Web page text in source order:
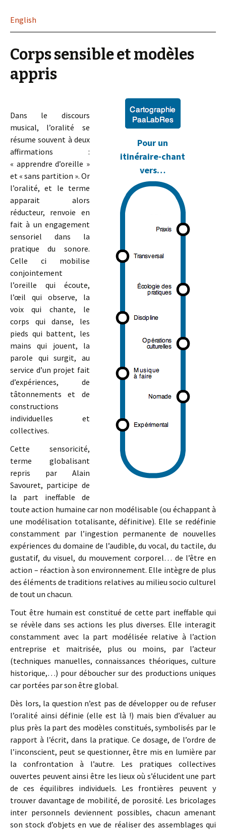
English
Corps sensible et modèles
appris
Pour un
itinéraire-chant
vers…
Dans le discours
musical, l’oralité se
résume souvent à deux
affirmations :
« apprendre d’oreille »
et « sans partition ». Or
l’oralité, et le terme
apparait alors
réducteur, renvoie en
fait à un engagement
sensoriel dans la
pratique du sonore.
Celle ci mobilise
conjointement
l’oreille qui écoute,
l’œil qui observe, la
voix qui chante, le
corps qui danse, les
pieds qui battent, les
mains qui jouent, la
parole qui surgit, au
service d’un projet fait
d’expériences, de
tâtonnements et de
constructions
individuelles et
collectives.
Cette sensoricité,
terme globalisant
repris par Alain
Savouret, participe de
la part ineffable de
toute action humaine car non modélisable (ou échappant à
une modélisation totalisante, définitive). Elle se redéfinie
constamment par l’ingestion permanente de nouvelles
expériences du domaine de l’audible, du vocal, du tactile, du
gustatif, du visuel, du mouvement corporel… de l’être en
action – réaction à son environnement. Elle intègre de plus
des éléments de traditions relatives au milieu socio culturel
de tout un chacun.
Tout être humain est constitué de cette part ineffable qui
se révèle dans ses actions les plus diverses. Elle interagit
constamment avec la part modélisée relative à l’action
entreprise et maitrisée, plus ou moins, par l’acteur
(techniques manuelles, connaissances théoriques, culture
historique,…) pour déboucher sur des productions uniques
car portées par son être global.
Dès lors, la question n’est pas de développer ou de refuser
l’oralité ainsi définie (elle est là !) mais bien d’évaluer au
plus près la part des modèles constitués, symbolisés par le
rapport à l’écrit, dans la pratique. Ce dosage, de l’ordre de
l’inconscient, peut se questionner, être mis en lumière par
la confrontation à l’autre. Les pratiques collectives
ouvertes peuvent ainsi être les lieux où s’élucident une part
de ces équilibres individuels. Les frontières peuvent y
trouver davantage de mobilité, de porosité. Les bricolages
inter personnels deviennent possibles, chacun amenant
son stock d’objets en vue de réaliser des assemblages qui